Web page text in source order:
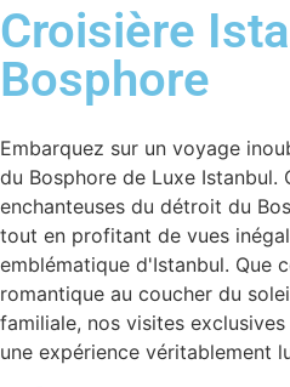
Croisière
Bosphore
Embarquez sur un voyage
du Bosphore de Luxe Istanbul.
enchanteuses du détroit du
tout en profitant de vues
emblématique d'Istanbul. Que
romantique au coucher du
familiale, nos visites
une expérience véritablement